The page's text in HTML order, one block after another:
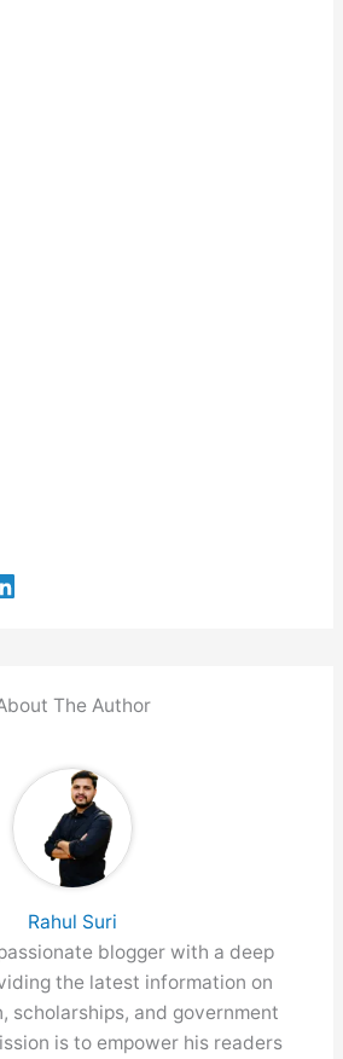
The Author
Rahul Suri
blogger with a deep
the latest information on
scholarships, and government
is to empower his readers